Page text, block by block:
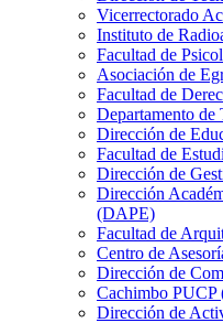
Vicerrectorado
Instituto de
Facultad de
Asociación de
Facultad de
Departamento de
Dirección de
Facultad de
Dirección de
Dirección
(DAPE)
Facultad de
Centro de
Dirección de
Cachimbo
Dirección de